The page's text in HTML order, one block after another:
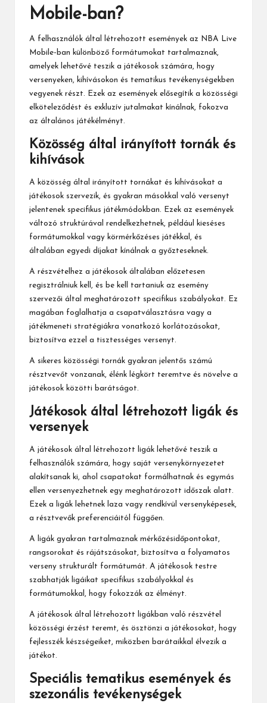
Mobile-ban?
A felhasználók által létrehozott események az
NBA Live
Mobile-ban különböző formátumokat tartalmaznak,
amelyek lehetővé teszik a játékosok számára, hogy
versenyeken, kihívásokon és tematikus tevékenységekben
vegyenek részt. Ezek az események elősegítik a közösségi
elköteleződést és exkluzív jutalmakat kínálnak, fokozva
az általános játékélményt.
Közösség által irányított tornák és
kihívások
A közösség által irányított tornákat és kihívásokat a
játékosok szervezik, és gyakran másokkal való versenyt
jelentenek specifikus játékmódokban. Ezek az események
változó struktúrával rendelkezhetnek, például kieséses
formátumokkal vagy körmérkőzéses játékkal, és
általában egyedi díjakat kínálnak a győzteseknek.
A részvételhez a játékosok általában előzetesen
regisztrálniuk kell, és be kell tartaniuk az esemény
szervezői által meghatározott specifikus szabályokat. Ez
magában foglalhatja a csapatválasztásra vagy a
játékmeneti stratégiákra vonatkozó korlátozásokat,
biztosítva ezzel a tisztességes versenyt.
A sikeres közösségi tornák gyakran jelentős számú
résztvevőt vonzanak, élénk légkört teremtve és növelve a
játékosok közötti barátságot.
Játékosok által létrehozott ligák és
versenyek
A játékosok által létrehozott ligák lehetővé teszik a
felhasználók számára, hogy saját versenykörnyezetet
alakítsanak ki, ahol csapatokat formálhatnak és egymás
ellen versenyezhetnek egy meghatározott időszak alatt.
Ezek a ligák lehetnek laza vagy rendkívül versenyképesek,
a résztvevők preferenciáitól függően.
A ligák gyakran tartalmaznak mérkőzésidőpontokat,
rangsorokat és rájátszásokat, biztosítva a folyamatos
verseny strukturált formátumát. A játékosok testre
szabhatják ligáikat specifikus szabályokkal és
formátumokkal, hogy fokozzák az élményt.
A játékosok által létrehozott ligákban való részvétel
közösségi érzést teremt, és ösztönzi a játékosokat, hogy
fejlesszék készségeiket, miközben barátaikkal élvezik a
játékot.
Speciális tematikus események és
szezonális tevékenységek